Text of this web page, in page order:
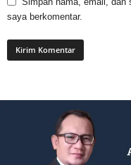
saya berkomentar.